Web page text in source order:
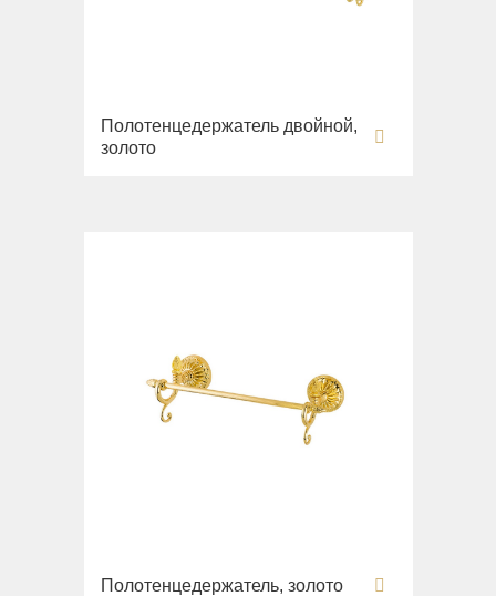
Полотенцедержатель двойной,
золото
Полотенцедержатель, золото